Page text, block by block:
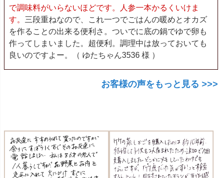
で調味料がいらないほどです。人参一本かるくいけま
す。 三段重ねなので、これ一つでごはんの暖めとオカズ
を作ることの出来る便利さ。ついでに底の鍋でゆで卵も
作ってしまいました。超便利。調理中は放っておいても
良いのですよー。（ ゆたちゃん3536 様 ）
お客様の声をもっと見る >>>